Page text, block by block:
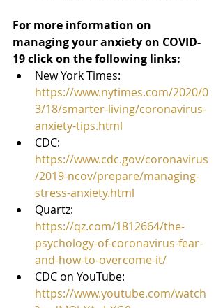
For more information on
managing your anxiety on COVID-
19 click on the following links:
New York Times:
https://www.nytimes.com/2020/0
3/18/smarter-living/coronavirus-
anxiety-tips.html
CDC:
https://www.cdc.gov/coronavirus
/2019-ncov/prepare/managing-
stress-anxiety.html
Quartz:
https://qz.com/1812664/the-
psychology-of-coronavirus-fear-
and-how-to-overcome-it/
CDC on YouTube:
https://www.youtube.com/watch